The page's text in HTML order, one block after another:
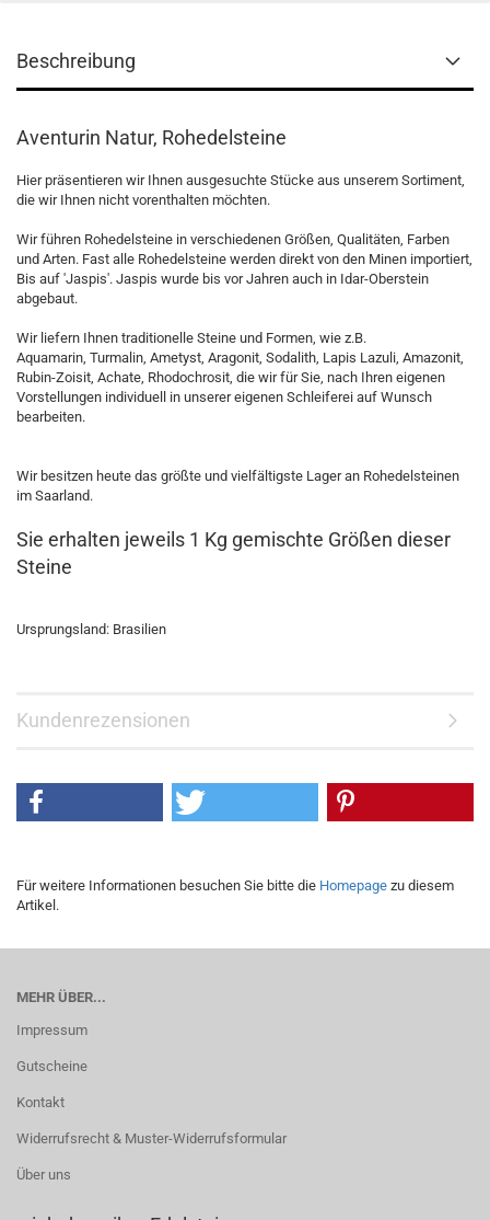
Beschreibung
Aventurin Natur, Rohedelsteine
Hier präsentieren wir Ihnen ausgesuchte Stücke aus unserem Sortiment,
die wir Ihnen nicht vorenthalten möchten.
Wir führen Rohedelsteine in verschiedenen Größen, Qualitäten, Farben
und Arten. Fast alle Rohedelsteine werden direkt von den Minen importiert,
Bis auf 'Jaspis'. Jaspis wurde bis vor Jahren auch in Idar-Oberstein
abgebaut.
Wir liefern Ihnen traditionelle Steine und Formen, wie z.B.
Aquamarin, Turmalin, Ametyst, Aragonit, Sodalith, Lapis Lazuli, Amazonit,
Rubin-Zoisit, Achate, Rhodochrosit, die wir für Sie, nach Ihren eigenen
Vorstellungen individuell in unserer eigenen Schleiferei auf Wunsch
bearbeiten.
Wir besitzen heute das größte und vielfältigste Lager an Rohedelsteinen
im Saarland.
Sie erhalten jeweils 1 Kg gemischte Größen dieser
Steine
Ursprungsland: Brasilien
Kundenrezensionen
Für weitere Informationen besuchen Sie bitte die Homepage zu diesem
Artikel.
MEHR ÜBER...
Impressum
Gutscheine
Kontakt
Widerrufsrecht & Muster-Widerrufsformular
Über uns